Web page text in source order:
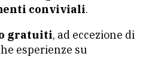
conviviali.
gratuiti, ad eccezione di
esperienze su